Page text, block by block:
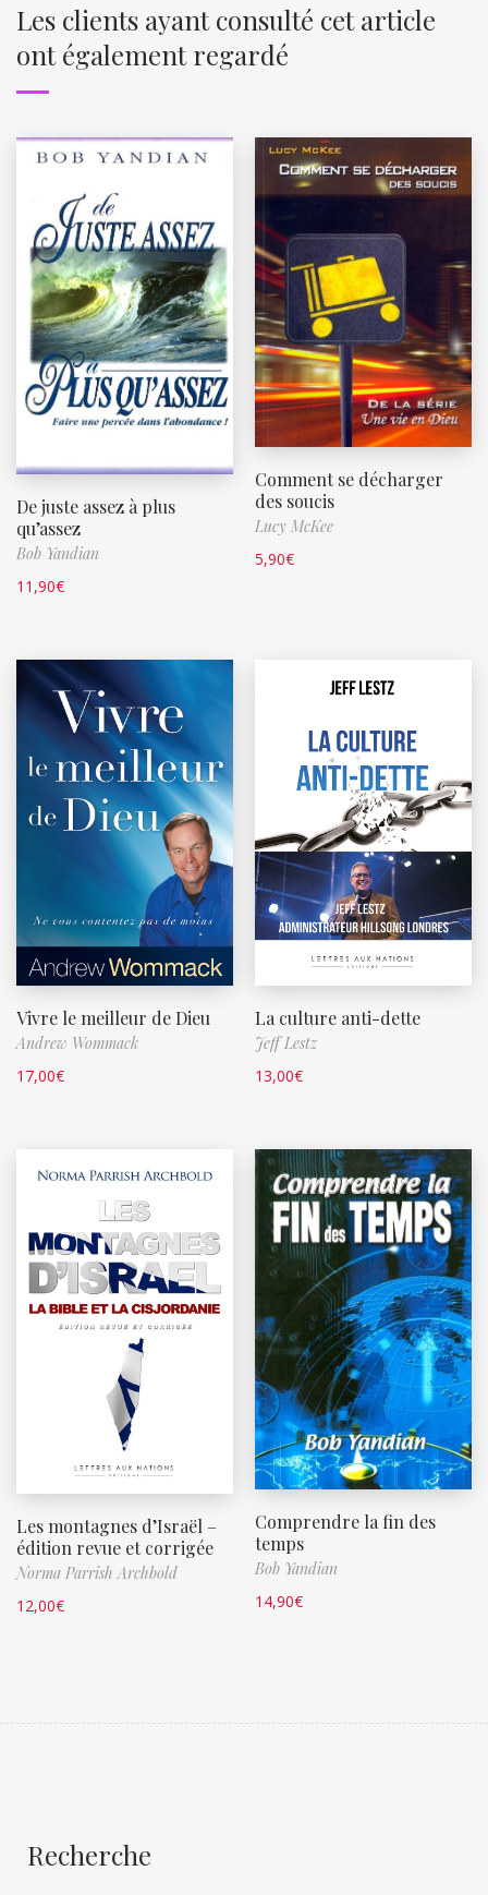
Les clients ayant consulté cet article
ont également regardé
De juste assez à plus
qu’assez
Bob Yandian
11,90€
Comment se décharger
des soucis
Lucy McKee
5,90€
Vivre le meilleur de Dieu
Andrew Wommack
17,00€
La culture anti-dette
Jeff Lestz
13,00€
Les montagnes d’Israël –
édition revue et corrigée
Norma Parrish Archbold
12,00€
Comprendre la fin des
temps
Bob Yandian
14,90€
Recherche